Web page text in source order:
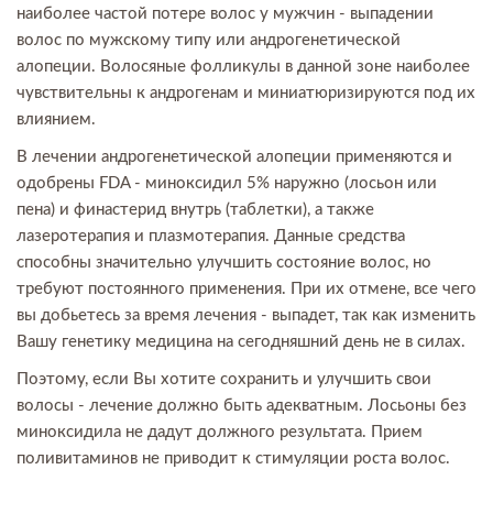
наиболее частой потере волос у мужчин - выпадении
волос по мужскому типу или андрогенетической
алопеции. Волосяные фолликулы в данной зоне наиболее
чувствительны к андрогенам и миниатюризируются под их
влиянием.
В лечении андрогенетической алопеции применяются и
одобрены FDA - миноксидил 5% наружно (лосьон или
пена) и финастерид внутрь (таблетки), а также
лазеротерапия и плазмотерапия. Данные средства
способны значительно улучшить состояние волос, но
требуют постоянного применения. При их отмене, все чего
вы добьетесь за время лечения - выпадет, так как изменить
Вашу генетику медицина на сегодняшний день не в силах.
Поэтому, если Вы хотите сохранить и улучшить свои
волосы - лечение должно быть адекватным. Лосьоны без
миноксидила не дадут должного результата. Прием
поливитаминов не приводит к стимуляции роста волос.